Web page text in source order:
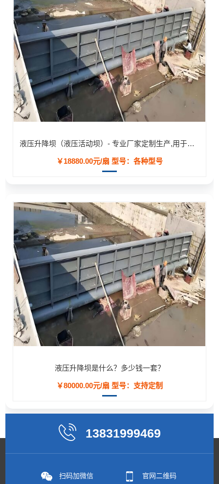
液压升降坝（液压活动坝）- 专业厂家定制生产,用于河道/防汛工程
￥18880.00元/扇 型号：各种型号
液压升降坝是什么？多少钱一套？
￥80000.00元/扇 型号：支持定制
13831999469
扫码加微信 官网二维码